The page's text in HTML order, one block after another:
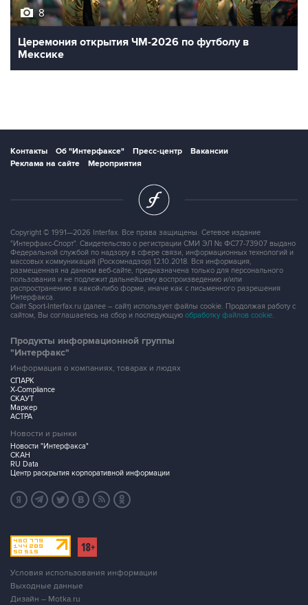
8
Церемония открытия ЧМ-2026 по футболу в
Мексике
Контакты Об "Интерфаксе" Пресс-центр
Вакансии
Реклама на сайте
Мероприятия
Copyright © 1991—2026 Interfax. Все права защищены. Сетевое издание
"Интерфакс-Спорт". Свидетельство о регистрации СМИ ЭЛ № ФС77-73907 выдано
Федеральной службой по надзору в сфере связи, информационных технологий и
массовых коммуникаций (Роскомнадзор) 12.10.2018. Вся информация,
размещенная на данном веб-сайте, предназначена только для персонального
пользования и не подлежит дальнейшему воспроизведению и/или
распространению в какой-либо форме, иначе как с письменного разрешения
Интерфакса.
Сайт Sport-Interfax.ru (далее – сайт) использует файлы cookie. Продолжая работу с
сайтом, Вы соглашаетесь на сбор и последующую обработку файлов cookie.
Продукты информационной группы
"Интерфакс"
Информация о компаниях, товарах и людях
СПАРК
X-Compliance
СКАУТ
Маркер
АСТРА
Новости и рынки
Новости "Интерфакса"
СКАН
RU Data
Центр раскрытия корпоративной информации
Условия использования информации
Выходные данные
Дизайн – Motka.ru